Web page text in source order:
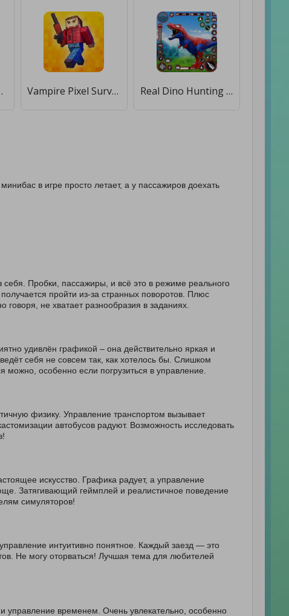
денег] Vampire Pixel Survives [Много денег] Real Dino Hunting Gun Games [Много денег]
в игре просто летает, а у пассажиров доехать
Пробки, пассажиры, и всё это в режиме реального
пройти из-за странных поворотов. Плюс
не хватает разнообразия в заданиях.
удивлён графикой – она действительно яркая и
себя не совсем так, как хотелось бы. Слишком
можно, особенно если погрузиться в управление.
физику. Управление транспортом вызывает
автобусов радуют. Возможность исследовать
искусство. Графика радует, а управление
Затягивающий геймплей и реалистичное поведение
симуляторов!
интуитивно понятное. Каждый заезд — это
Не могу оторваться! Лучшая тема для любителей
управление временем. Очень увлекательно, особенно